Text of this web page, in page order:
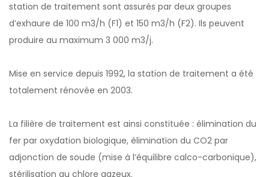
station de traitement sont assurés par deux groupes
d’exhaure de 100 m3/h (F1) et 150 m3/h (F2). Ils peuvent
produire au maximum 3 000 m3/j.
Mise en service depuis 1992, la station de traitement a été
totalement rénovée en 2003.
La filière de traitement est ainsi constituée : élimination du
fer par oxydation biologique, élimination du CO2 par
adjonction de soude (mise à l’équilibre calco-carbonique),
stérilisation au chlore gazeux.